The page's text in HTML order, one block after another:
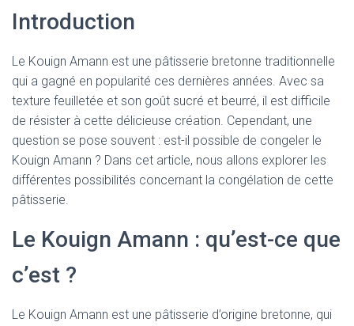
Introduction
Le Kouign Amann est une pâtisserie bretonne traditionnelle
qui a gagné en popularité ces dernières années. Avec sa
texture feuilletée et son goût sucré et beurré, il est difficile
de résister à cette délicieuse création. Cependant, une
question se pose souvent : est-il possible de congeler le
Kouign Amann ? Dans cet article, nous allons explorer les
différentes possibilités concernant la congélation de cette
pâtisserie.
Le Kouign Amann : qu’est-ce que
c’est ?
Le Kouign Amann est une pâtisserie d’origine bretonne, qui